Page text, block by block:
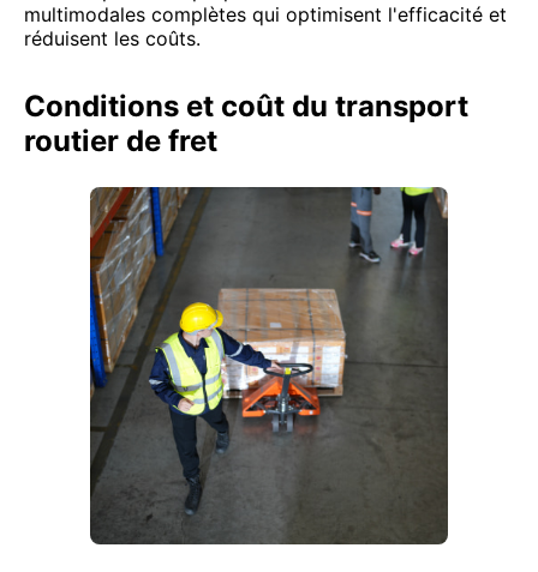
multimodales complètes qui optimisent l'efficacité et
réduisent les coûts.
Conditions et coût du transport
routier de fret